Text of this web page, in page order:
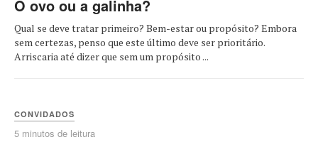
O ovo ou a galinha?
Qual se deve tratar primeiro? Bem-estar ou propósito? Embora
sem certezas, penso que este último deve ser prioritário.
Arriscaria até dizer que sem um propósito ...
CONVIDADOS
5 minutos de leitura